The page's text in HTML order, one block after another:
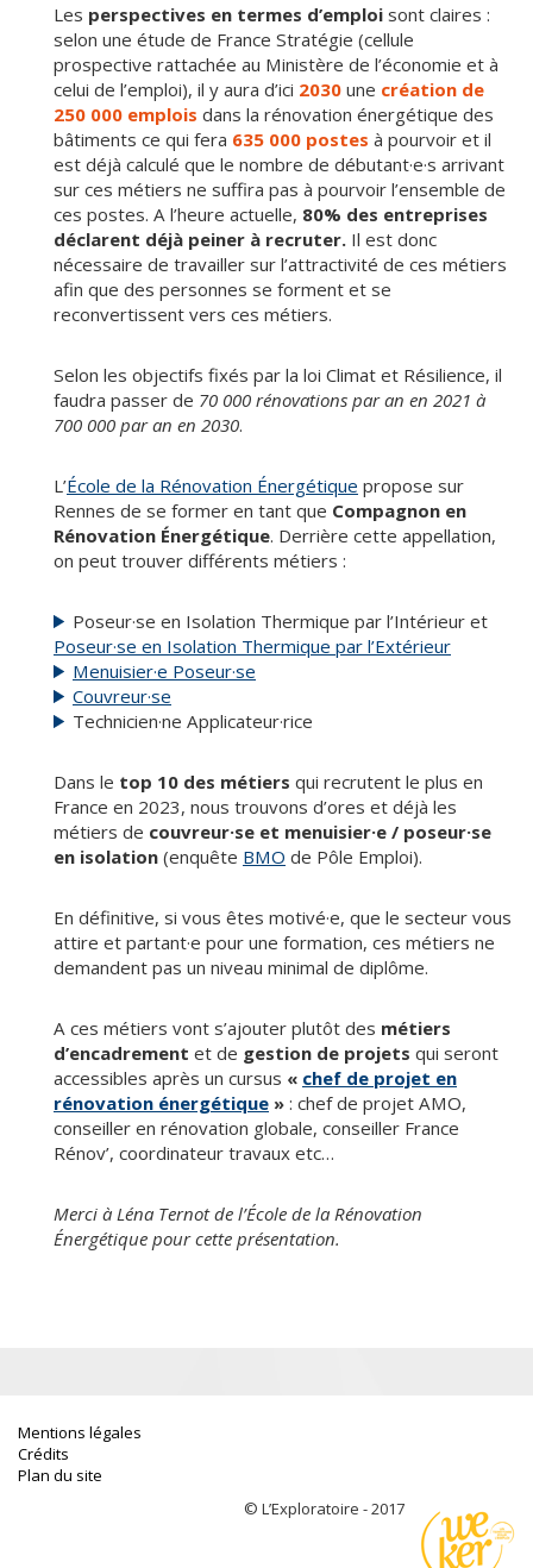
Les perspectives en termes d’emploi sont claires :
selon une étude de France Stratégie (cellule
prospective rattachée au Ministère de l’économie et à
celui de l’emploi), il y aura d’ici 2030 une création de
250 000 emplois dans la rénovation énergétique des
bâtiments ce qui fera 635 000 postes à pourvoir et il
est déjà calculé que le nombre de débutant·e·s arrivant
sur ces métiers ne suffira pas à pourvoir l’ensemble de
ces postes. A l’heure actuelle, 80% des entreprises
déclarent déjà peiner à recruter. Il est donc
nécessaire de travailler sur l’attractivité de ces métiers
afin que des personnes se forment et se
reconvertissent vers ces métiers.
Selon les objectifs fixés par la loi Climat et Résilience, il
faudra passer de 70 000 rénovations par an en 2021 à
700 000 par an en 2030.
L’École de la Rénovation Énergétique propose sur
Rennes de se former en tant que Compagnon en
Rénovation Énergétique. Derrière cette appellation,
on peut trouver différents métiers :
Poseur·se en Isolation Thermique par l’Intérieur et
Poseur·se en Isolation Thermique par l’Extérieur
Menuisier·e Poseur·se
Couvreur·se
Technicien·ne Applicateur·rice
Dans le top 10 des métiers qui recrutent le plus en
France en 2023, nous trouvons d’ores et déjà les
métiers de couvreur·se et menuisier·e / poseur·se
en isolation (enquête BMO de Pôle Emploi).
En définitive, si vous êtes motivé·e, que le secteur vous
attire et partant·e pour une formation, ces métiers ne
demandent pas un niveau minimal de diplôme.
A ces métiers vont s’ajouter plutôt des métiers
d’encadrement et de gestion de projets qui seront
accessibles après un cursus « chef de projet en
rénovation énergétique » : chef de projet AMO,
conseiller en rénovation globale, conseiller France
Rénov’, coordinateur travaux etc…
Merci à Léna Ternot de l’École de la Rénovation
Énergétique pour cette présentation.
Mentions légales
Crédits
Plan du site
© L’Exploratoire - 2017